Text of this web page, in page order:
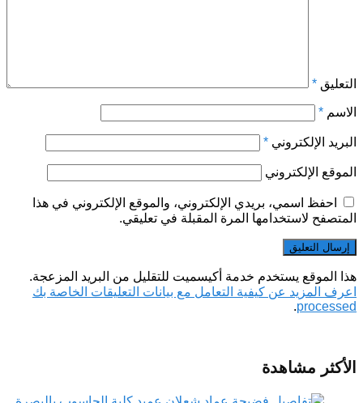
التعليق *
الاسم *
البريد الإلكتروني *
الموقع الإلكتروني
احفظ اسمي، بريدي الإلكتروني، والموقع الإلكتروني في هذا
المتصفح لاستخدامها المرة المقبلة في تعليقي.
هذا الموقع يستخدم خدمة أكيسميت للتقليل من البريد المزعجة.
اعرف المزيد عن كيفية التعامل مع بيانات التعليقات الخاصة بك
processed
.
الأكثر مشاهدة